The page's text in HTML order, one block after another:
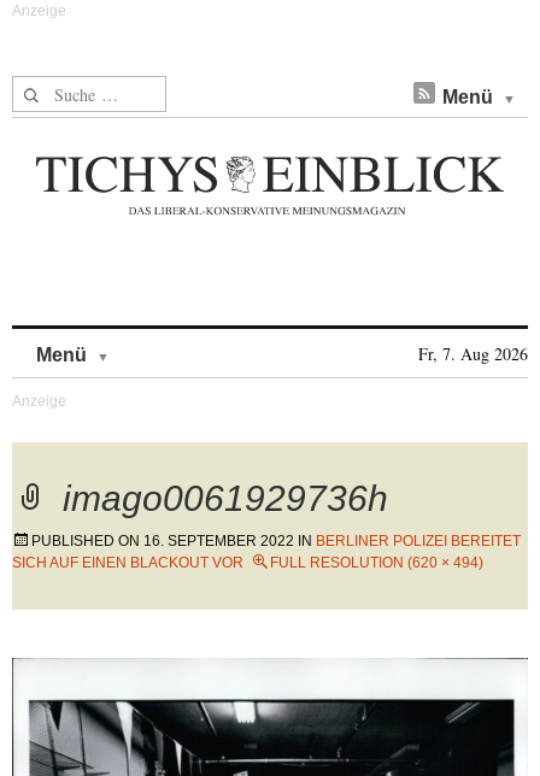
Suche nach: Menü
Menü Fr, 7. Aug 2026
imago0061929736h
PUBLISHED ON 16. SEPTEMBER 2022 IN BERLINER POLIZEI BEREITET
SICH AUF EINEN BLACKOUT VOR
FULL RESOLUTION (620 × 494)